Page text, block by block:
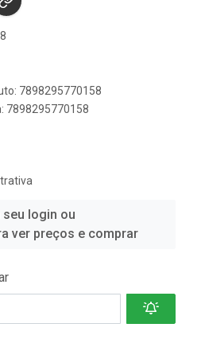
7898295770158
7898295770158
seu login ou
ver preços e comprar